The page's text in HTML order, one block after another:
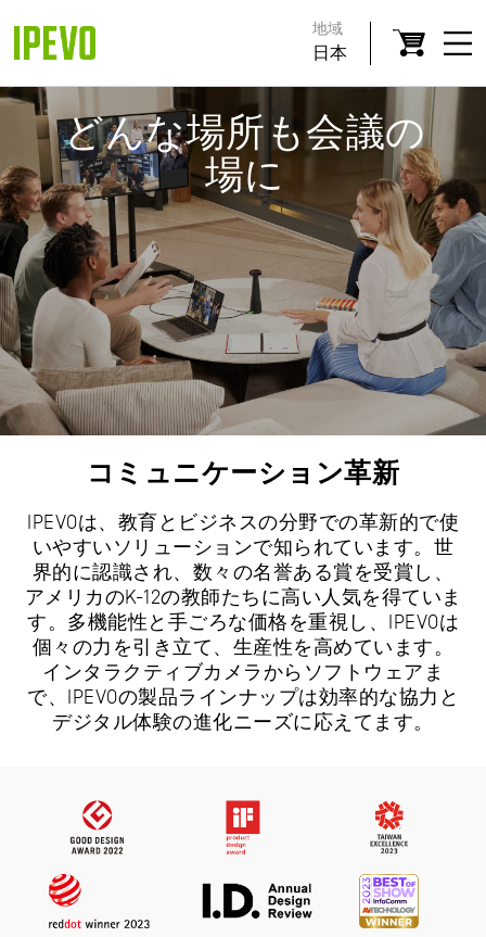
地域
日本
どんな場所も会議の
場に
コミュニケーション革新
IPEVOは、教育とビジネスの分野での革新的で使
いやすいソリューションで知られています。世
界的に認識され、数々の名誉ある賞を受賞し、
アメリカのK-12の教師たちに高い人気を得ていま
す。多機能性と手ごろな価格を重視し、IPEVOは
個々の力を引き立て、生産性を高めています。
インタラクティブカメラからソフトウェアま
で、IPEVOの製品ラインナップは効率的な協力と
デジタル体験の進化ニーズに応えてます。